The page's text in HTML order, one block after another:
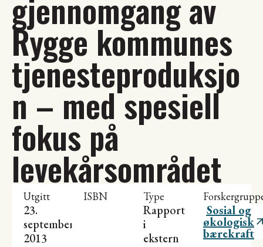
gjennomgang av
Rygge kommunes
tjenesteproduksjo
n – med spesiell
fokus på
levekårsområdet
Utgitt
23.
september
2013
ISBN Type
Rapport
i
ekstern
Sosial og
økologisk
bærekraft